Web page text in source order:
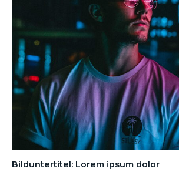
Bilduntertitel: Lorem ipsum dolor